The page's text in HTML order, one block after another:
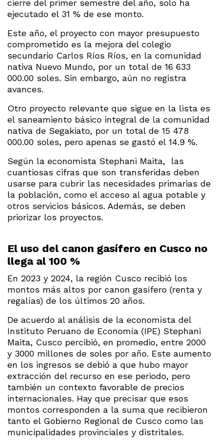
cierre del primer semestre del año, solo ha
ejecutado el 31 % de ese monto.
Este año, el proyecto con mayor presupuesto
comprometido es la mejora del colegio
secundario Carlos Ríos Ríos, en la comunidad
nativa Nuevo Mundo, por un total de 16 633
000.00 soles. Sin embargo, aún no registra
avances.
Otro proyecto relevante que sigue en la lista es
el saneamiento básico integral de la comunidad
nativa de Segakiato, por un total de 15 478
000.00 soles, pero apenas se gastó el 14.9 %.
Según la economista Stephani Maita, las
cuantiosas cifras que son transferidas deben
usarse para cubrir las necesidades primarias de
la población, como el acceso al agua potable y
otros servicios básicos. Además, se deben
priorizar los proyectos.
El uso del canon gasífero en Cusco no
llega al 100 %
En 2023 y 2024, la región Cusco recibió los
montos más altos por canon gasífero (renta y
regalías) de los últimos 20 años.
De acuerdo al análisis de la economista del
Instituto Peruano de Economía (IPE) Stephani
Maita, Cusco percibió, en promedio, entre 2000
y 3000 millones de soles por año. Este aumento
en los ingresos se debió a que hubo mayor
extracción del recurso en ese periodo, pero
también un contexto favorable de precios
internacionales. Hay que precisar que esos
montos corresponden a la suma que recibieron
tanto el Gobierno Regional de Cusco como las
municipalidades provinciales y distritales.